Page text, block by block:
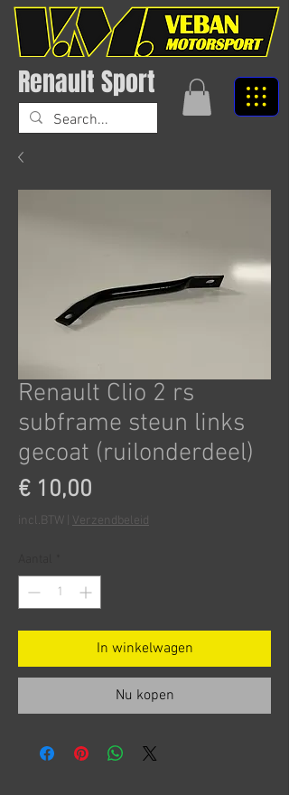
Renault Sport
Renault Clio 2 rs
subframe steun links
gecoat (ruilonderdeel)
€ 10,00
incl.BTW Verzendbeleid
In winkelwagen
Nu kopen